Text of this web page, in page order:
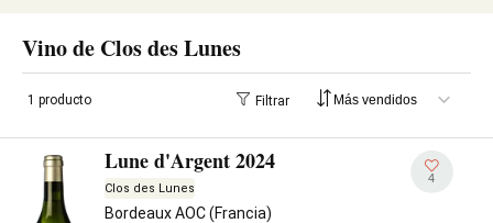
Vino de Clos des Lunes
1 producto Filtrar
Lune d'Argent 2024
Clos des Lunes
Bordeaux AOC (Francia)
4